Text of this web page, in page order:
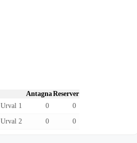
AntagnaReserver
1
0 0
2 0 0